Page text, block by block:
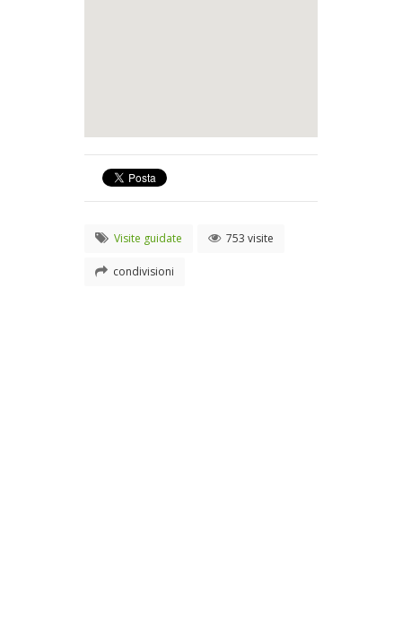
Visite guidate 753 visite
condivisioni